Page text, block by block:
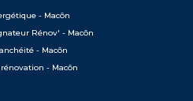
- Macôn
Rénov' - Macôn
- Macôn
- Macôn